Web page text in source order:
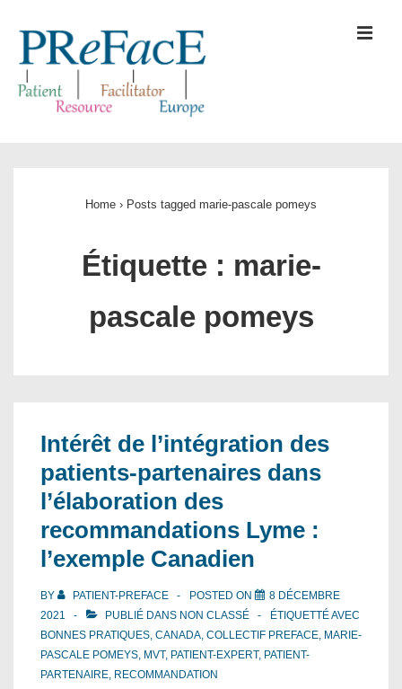
passer
contenu
Home › Posts tagged marie-pascale pomeys
Étiquette : marie-
pascale pomeys
Intérêt de l’intégration des
patients-partenaires dans
l’élaboration des
recommandations Lyme :
l’exemple Canadien
BY PATIENT-PREFACE POSTED ON
8 DÉCEMBRE
2021
PUBLIÉ DANS NON CLASSÉ
ÉTIQUETTÉ AVEC
BONNES PRATIQUES, CANADA, COLLECTIF PREFACE, MARIE-
PASCALE POMEYS, MVT, PATIENT-EXPERT, PATIENT-
PARTENAIRE, RECOMMANDATION